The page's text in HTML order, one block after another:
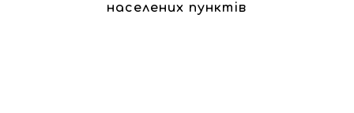
населених пунктів